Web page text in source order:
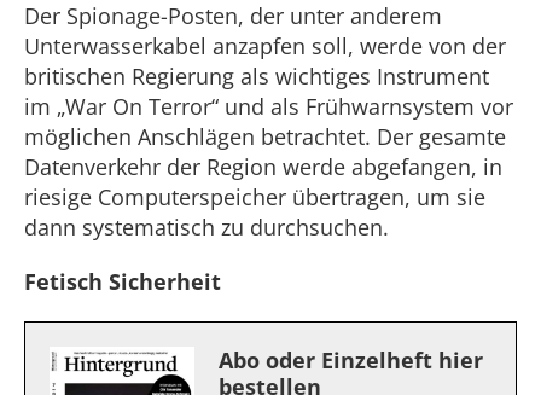
Der Spionage-Posten, der unter anderem
Unterwasserkabel anzapfen soll, werde von der
britischen Regierung als wichtiges Instrument
im „War On Terror“ und als Frühwarnsystem vor
möglichen Anschlägen betrachtet. Der gesamte
Datenverkehr der Region werde abgefangen, in
riesige Computerspeicher übertragen, um sie
dann systematisch zu durchsuchen.
Fetisch Sicherheit
Abo oder Einzelheft hier
bestellen